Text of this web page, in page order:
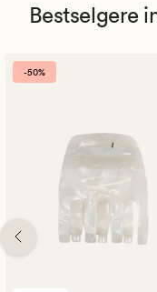
Bestselgere
-50%